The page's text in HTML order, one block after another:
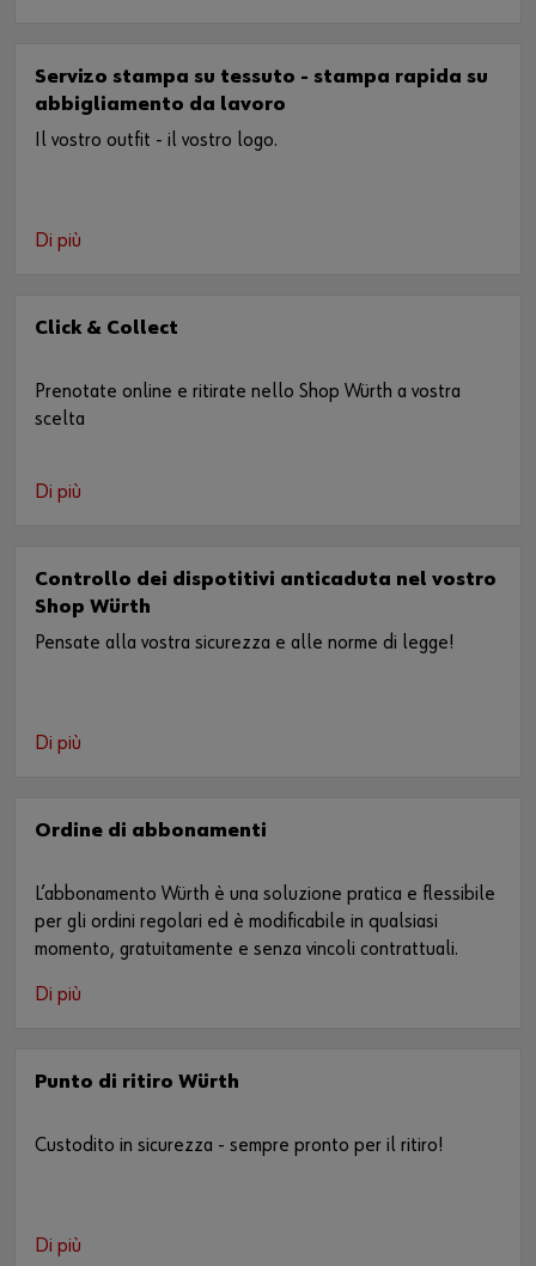
Servizo stampa su tessuto - stampa rapida su
abbigliamento da lavoro
Il vostro outfit - il vostro logo.
Di più
Click & Collect
Prenotate online e ritirate nello Shop Würth a vostra
scelta
Di più
Controllo dei dispotitivi anticaduta nel vostro
Shop Würth
Pensate alla vostra sicurezza e alle norme di legge!
Di più
Ordine di abbonamenti
L’abbonamento Würth è una soluzione pratica e flessibile
per gli ordini regolari ed è modificabile in qualsiasi
momento, gratuitamente e senza vincoli contrattuali.
Di più
Punto di ritiro Würth
Custodito in sicurezza - sempre pronto per il ritiro!
Di più